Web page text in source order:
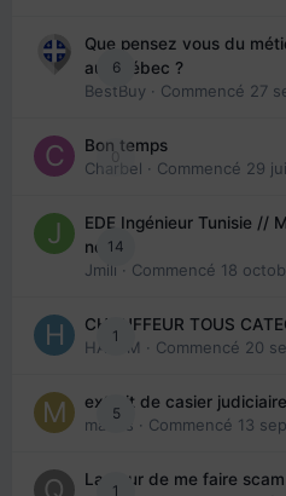
6
Que pensez vous du
au Québec ?
BestBuy · Commencé 27
0
Bon temps
Charbel · Commencé 29
14
EDE Ingénieur Tunisie //
note
Jmili · Commencé 18
1
CHAUFFEUR TOUS
HAZEM · Commencé 20
5
extrait de casier
maries · Commencé 13
1
La peur de me faire scam